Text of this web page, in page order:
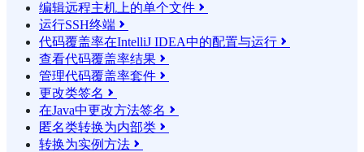
编辑远程主机上的单个文件 
运行SSH终端 
代码覆盖率在IntelliJ IDEA中的配置与运行 
查看代码覆盖率结果 
管理代码覆盖率套件 
更改类签名 
在Java中更改方法签名 
匿名类转换为内部类 
转换为实例方法 